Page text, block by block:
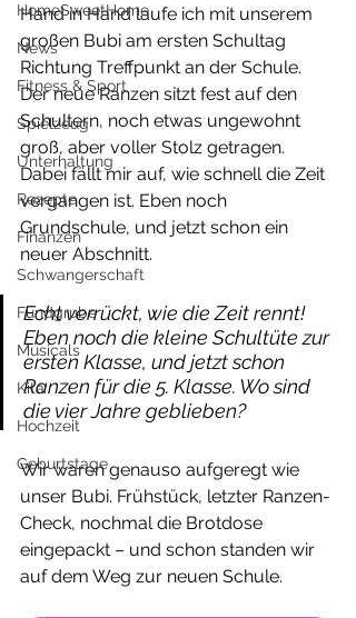
HomeSweetHome
News
Fitness & Sport
Spielzeug
Unterhaltung
Rezepte
Finanzen
Schwangerschaft
Fundgrube
Musicals
Kita
Hochzeit
Geburtstage
Hand in Hand laufe ich mit unserem
großen Bubi am ersten Schultag
Richtung Treffpunkt an der Schule.
Der neue Ranzen sitzt fest auf den
Schultern, noch etwas ungewohnt
groß, aber voller Stolz getragen.
Dabei fällt mir auf, wie schnell die Zeit
vergangen ist. Eben noch
Grundschule, und jetzt schon ein
neuer Abschnitt.
Echt verrückt, wie die Zeit rennt!
Eben noch die kleine Schultüte zur
ersten Klasse, und jetzt schon
Ranzen für die 5. Klasse. Wo sind
die vier Jahre geblieben?
Wir waren genauso aufgeregt wie
unser Bubi. Frühstück, letzter Ranzen-
Check, nochmal die Brotdose
eingepackt – und schon standen wir
auf dem Weg zur neuen Schule.